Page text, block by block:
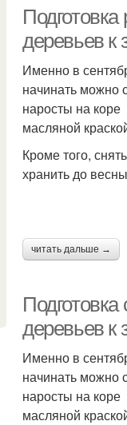
Работы в
деревьев к
Именно в
начинать можно
наросты на
масляной
Кроме того,
хранить до
читать дальше →
деревьев к
Именно в
начинать можно
наросты на
масляной